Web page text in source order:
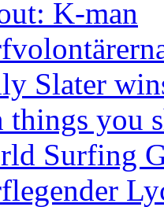
K-man
Slater
things you
Surfing